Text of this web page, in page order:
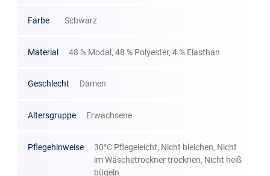
Farbe Schwarz
Material 48 % Modal, 48 % Polyester, 4 % Elasthan
Geschlecht Damen
Altersgruppe Erwachsene
Pflegehinweise
30°C Pflegeleicht, Nicht bleichen, Nicht
im Wäschetrockner trocknen, Nicht heiß
bügeln